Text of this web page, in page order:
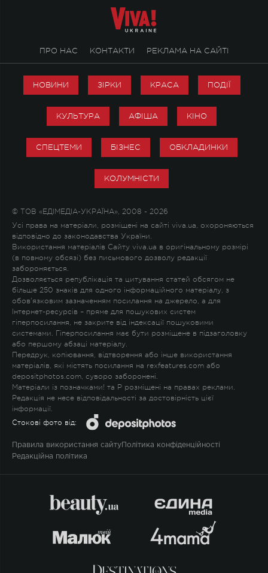
ПРО НАС КОНТАКТИ РЕКЛАМА НА САЙТІ
НОВИНИ ЗІРКИ КРАСА ПОДІЇ
КУЛЬТУРА АФІША КІНО
СПЕЦТЕМИ БІЗНЕС ОБКЛАДИНКИ
КОЛУМНІСТИ
© ТОВ «ЕДІМЕДІА-УКРАЇНА», 2008 - 2026
Усі права на матеріали, розміщені на сайті viva.ua, охороняються
відповідно до законодавства України.
Використання матеріалів Сайту viva.ua в оригінальному розмірі
(в повному обсязі) без письмового дозволу редакції
забороняється.
Дозволяється републікація та цитування статей обсягом не
більше 250 знаків для одного інформаційного матеріалу, з
обов'язковим зазначенням посилання на джерело, а для
Інтернет-ресурсів – пряме для пошукових систем
гіперпосилання, не закрите від індексації пошуковими
системами. Гіперпосилання має бути розміщене в підзаголовку
або першому абзаці матеріалу.
Передрук, копіювання, відтворення або інше використання
матеріалів, які містять посилання на rexfeatures.com або
depositphotos.com, суворо заборонені.
Матеріали із позначками! та P розміщені на правах реклами.
Редакція не несе відповідальності за достовірність цієї
інформації.
Стокові фото від:
Правила використання сайту Політика конфіденційності
Редакційна політика